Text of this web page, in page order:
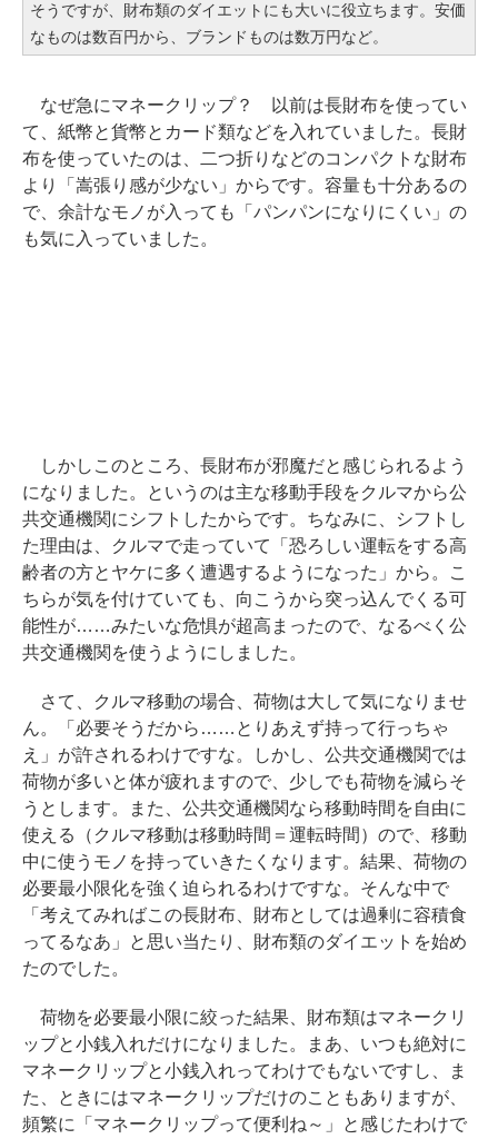
そうですが、財布類のダイエットにも大いに役立ちます。安価
なものは数百円から、ブランドものは数万円など。
なぜ急にマネークリップ？ 以前は長財布を使ってい
て、紙幣と貨幣とカード類などを入れていました。長財
布を使っていたのは、二つ折りなどのコンパクトな財布
より「嵩張り感が少ない」からです。容量も十分あるの
で、余計なモノが入っても「パンパンになりにくい」の
も気に入っていました。
しかしこのところ、長財布が邪魔だと感じられるよう
になりました。というのは主な移動手段をクルマから公
共交通機関にシフトしたからです。ちなみに、シフトし
た理由は、クルマで走っていて「恐ろしい運転をする高
齢者の方とヤケに多く遭遇するようになった」から。こ
ちらが気を付けていても、向こうから突っ込んでくる可
能性が……みたいな危惧が超高まったので、なるべく公
共交通機関を使うようにしました。
さて、クルマ移動の場合、荷物は大して気になりませ
ん。「必要そうだから……とりあえず持って行っちゃ
え」が許されるわけですな。しかし、公共交通機関では
荷物が多いと体が疲れますので、少しでも荷物を減らそ
うとします。また、公共交通機関なら移動時間を自由に
使える（クルマ移動は移動時間＝運転時間）ので、移動
中に使うモノを持っていきたくなります。結果、荷物の
必要最小限化を強く迫られるわけですな。そんな中で
「考えてみればこの長財布、財布としては過剰に容積食
ってるなあ」と思い当たり、財布類のダイエットを始め
たのでした。
荷物を必要最小限に絞った結果、財布類はマネークリ
ップと小銭入れだけになりました。まあ、いつも絶対に
マネークリップと小銭入れってわけでもないですし、ま
た、ときにはマネークリップだけのこともありますが、
頻繁に「マネークリップって便利ね～」と感じたわけで